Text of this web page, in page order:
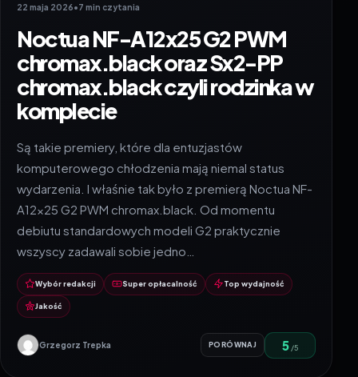
22 maja 2026•7 min czytania
Noctua NF-A12x25 G2 PWM
chromax.black oraz Sx2-PP
chromax.black czyli rodzinka w
komplecie
Są takie premiery, które dla entuzjastów
komputerowego chłodzenia mają niemal status
wydarzenia. I właśnie tak było z premierą Noctua NF-
A12x25 G2 PWM chromax.black. Od momentu
debiutu standardowych modeli G2 praktycznie
wszyscy zadawali sobie jedno…
Wybór redakcji Super opłacalność Top wydajność
Jakość
Grzegorz Trepka PORÓWNAJ 5 /5